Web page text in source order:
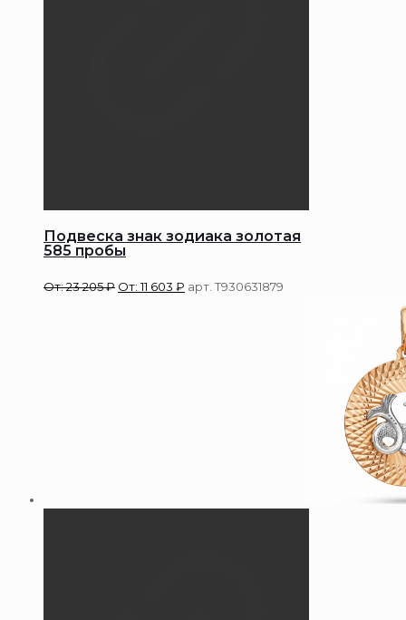
Подвеска знак зодиака золотая
585 пробы
От:23 205₽ От:11 603 ₽ арт. Т930631879